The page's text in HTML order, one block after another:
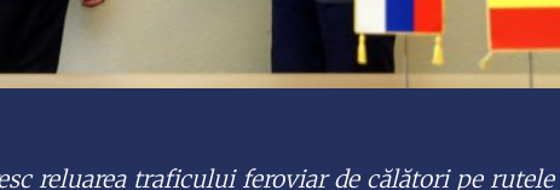
reluarea traficului feroviar de călători pe